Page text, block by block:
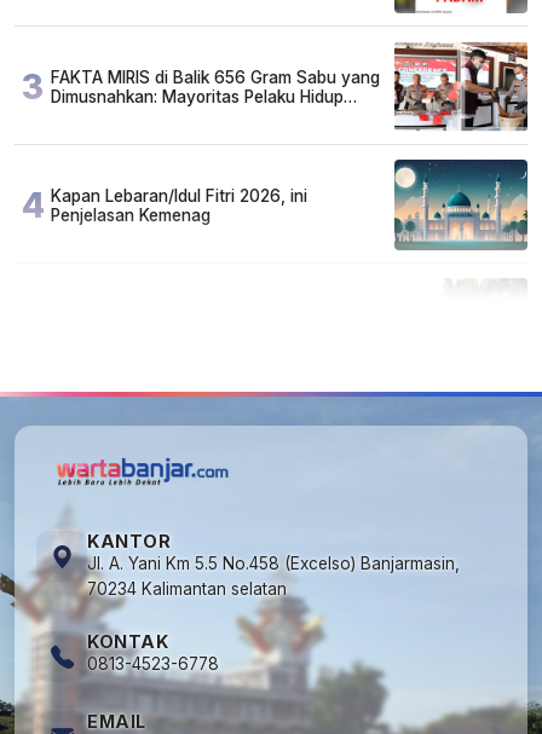
3 FAKTA MIRIS di Balik 656 Gram Sabu yang
Dimusnahkan: Mayoritas Pelaku Hidup
4 Kapan Lebaran/Idul Fitri 2026, ini
Penjelasan Kemenag
KANTOR
Jl. A. Yani Km 5.5 No.458 (Excelso) Banjarmasin,
70234 Kalimantan selatan
KONTAK
0813-4523-6778
EMAIL